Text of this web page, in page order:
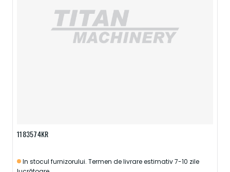
1183574KR
In stocul furnizorului. Termen de livrare estimativ 7-10 zile